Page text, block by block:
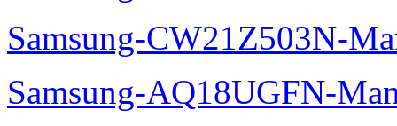
Samsung-CW21Z503N-
Samsung-AQ18UGFN-